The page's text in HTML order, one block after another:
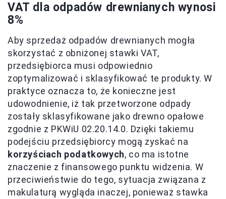
VAT dla odpadów drewnianych wynosi
8%
Aby sprzedaż odpadów drewnianych mogła
skorzystać z obniżonej stawki VAT,
przedsiębiorca musi odpowiednio
zoptymalizować i sklasyfikować te produkty. W
praktyce oznacza to, że konieczne jest
udowodnienie, iż tak przetworzone odpady
zostały sklasyfikowane jako drewno opałowe
zgodnie z PKWiU 02.20.14.0. Dzięki takiemu
podejściu przedsiębiorcy mogą zyskać na
korzyściach podatkowych, co ma istotne
znaczenie z finansowego punktu widzenia. W
przeciwieństwie do tego, sytuacja związana z
makulaturą wygląda inaczej, ponieważ stawka